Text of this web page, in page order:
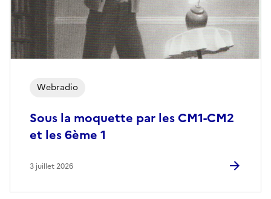
Sous la moquette par les CM1-CM2
et les 6ème 1
Webradio
3 juillet 2026